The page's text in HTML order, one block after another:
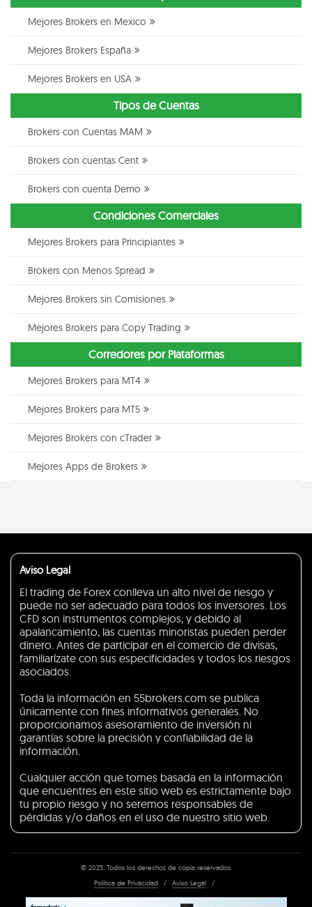
Mejores Brokers en Mexico
Mejores Brokers España
Mejores Brokers en USA
Tipos de Cuentas
Brokers con Cuentas MAM
Brokers con cuentas Cent
Brokers con cuenta Demo
Condiciones Comerciales
Mejores Brokers para Principiantes
Brokers con Menos Spread
Mejores Brokers sin Comisiones
Mejores Brokers para Copy Trading
Corredores por Plataformas
Mejores Brokers para MT4
Mejores Brokers para MT5
Mejores Brokers con cTrader
Mejores Apps de Brokers
Aviso Legal
El trading de Forex conlleva un alto nivel de riesgo y
puede no ser adecuado para todos los inversores. Los
CFD son instrumentos complejos, y debido al
apalancamiento, las cuentas minoristas pueden perder
dinero. Antes de participar en el comercio de divisas,
familiarízate con sus especificidades y todos los riesgos
asociados.
Toda la información en 55brokers.com se publica
únicamente con fines informativos generales. No
proporcionamos asesoramiento de inversión ni
garantías sobre la precisión y confiabilidad de la
información.
Cualquier acción que tomes basada en la información
que encuentres en este sitio web es estrictamente bajo
tu propio riesgo y no seremos responsables de
pérdidas y/o daños en el uso de nuestro sitio web.
© 2025. Todos los derechos de copia reservados.
Política de Privacidad
/ Aviso Legal /